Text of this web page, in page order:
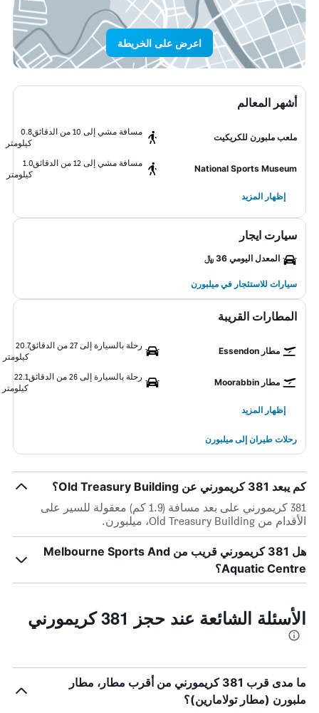
اعرض على الخريطة
أشهر المعالم
ملعب ملبورن للكريكيت
مسافة مشي إلى 10 من الدقائق
0.8
كيلومتر
National Sports Museum
مسافة مشي إلى 12 من الدقائق
1.0
كيلومتر
إظهار المزيد
سيارت ايجار
المعدل اليومي 36 ﷼
سيارات للاستئجار في ميلبورن
المطارات القريبة
مطار Essendon
رحلة بالسيارة إلى 27 من الدقائق
20.7
كيلومتر
مطار Moorabbin
رحلة بالسيارة إلى 26 من الدقائق
22.1
كيلومتر
إظهار المزيد
رحلات طيران إلى ميلبورن
كم يبعد 381 كريمورني عن Old Treasury Building؟
381 كريمورني على بعد مسافة (1.9 كم) معقولة للسير على
الأقدام من Old Treasury Building، ميلبورن.
هل 381 كريمورني قريب من Melbourne Sports And
Aquatic Centre؟
الأسئلة الشائعة عند حجز 381 كريمورني
ما مدى قرب 381 كريمورني من أقرب مطار، مطار
ملبورن (مطار تولامارين)؟